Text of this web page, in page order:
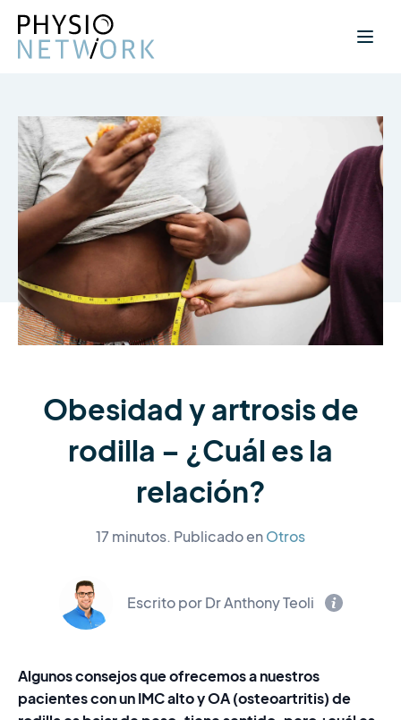
Obesidad y artrosis de
rodilla – ¿Cuál es la
relación?
17 minutos. Publicado enOtros
Escrito por Dr Anthony Teoli
Algunos consejos que ofrecemos a nuestros
pacientes con un IMC alto y OA (osteoartritis) de